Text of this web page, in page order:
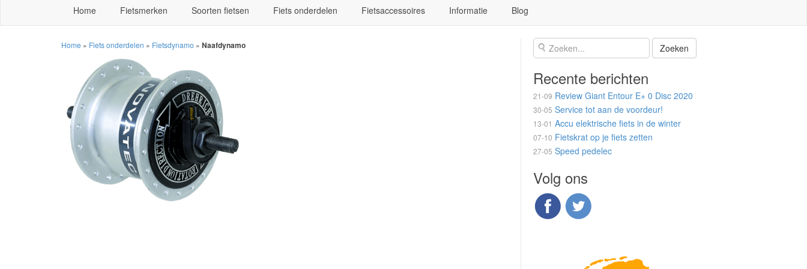
Home Fietsmerken Soorten fietsen Fiets onderdelen Fietsaccessoires Informatie Blog
Home » Fiets onderdelen » Fietsdynamo » Naafdynamo
Recente berichten
21-09 Review Giant Entour E+ 0 Disc 2020
30-05 Service tot aan de voordeur!
13-01 Accu elektrische fiets in de winter
07-10 Fietskrat op je fiets zetten
27-05 Speed pedelec
Volg ons